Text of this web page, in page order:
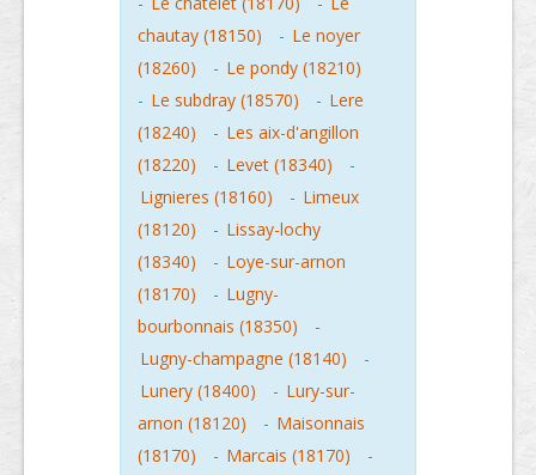
chautay (18150)
- Le noyer
(18260)
- Le pondy (18210)
- Le subdray (18570) - Lere
(18240)
- Les aix-d'angillon
(18220)
- Levet (18340)
-
Lignieres (18160)
- Limeux
(18120)
- Lissay-lochy
(18340)
- Loye-sur-arnon
(18170)
- Lugny-
bourbonnais (18350)
-
Lugny-champagne (18140)
-
Lunery (18400)
- Lury-sur-
arnon (18120)
- Maisonnais
(18170)
- Marcais (18170)
-